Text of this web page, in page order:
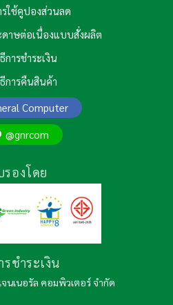
รใช้คูปองส่วนลด
ดาษต่อเนื่องแบบสั่งผลิต
การชำระเงิน
การคืนสินค้า
Computer
@gnrcom
รองโดย
รชำระเงิน
นเนอรัล คอมพิวเตอร์ จำกัด